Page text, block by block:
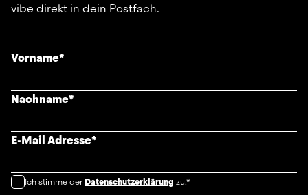
vibe direkt in dein Postfach.
Vorname*
Nachname*
E-Mail Adresse*
Ich stimme derDatenschutzerklärung zu.*